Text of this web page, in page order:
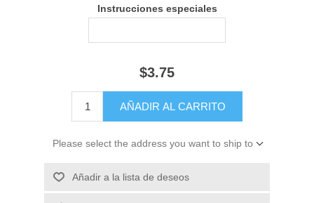
Instrucciones especiales
$3.75
Please select the address you want to ship to